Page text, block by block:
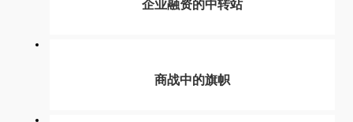
企业融资的中转站
商战中的旗帜